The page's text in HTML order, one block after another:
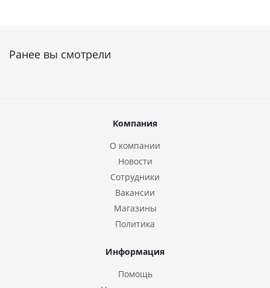
Ранее вы смотрели
Компания
О компании
Новости
Сотрудники
Вакансии
Магазины
Политика
Информация
Помощь